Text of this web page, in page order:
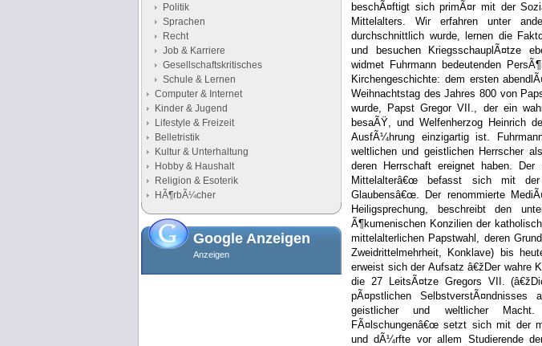
Politik
Sprachen
Recht
Job & Karriere
Gesellschaftskritisches
Schule & Lernen
Computer & Internet
Kinder & Jugend
Lifestyle & Freizeit
Belletristik
Kultur & Unterhaltung
Hobby & Haushalt
Religion & Esoterik
HÃ¶rbÃ¼cher
Google Anzeigen
Anzeigen
beschÃ¤ftigt sich primÃ¤r mit der
Mittelalters. Wir erfahren unter
durchschnittlich wurde, lernen die
und besuchen KriegsschauplÃ¤tze
widmet Fuhrmann bedeutenden
Kirchengeschichte: dem ersten
Weihnachtstag des Jahres 800 von
wurde, Papst Gregor VII., der ein
besaÃŸ, und Welfenherzog Heinrich
AusfÃ¼hrung einzigartig ist.
weltlichen und geistlichen Herrscher
deren Herrschaft ereignet haben.
Mittelalterâ€œ befasst sich mit der
Glaubensâ€œ. Der renommierte
Heiligsprechung, beschreibt den
Ã¶kumenischen Konzilien der
mittelalterlichen Papstwahl, deren
Zweidrittelmehrheit, Konklave) bis
erweist sich der Aufsatz â€žDer wahre
die 27 LeitsÃ¤tze Gregors VII.
pÃ¤pstlichen
geistlicher und weltlicher
FÃ¤lschungenâ€œ setzt sich mit der
und dÃ¼rfte vor allem Studierende